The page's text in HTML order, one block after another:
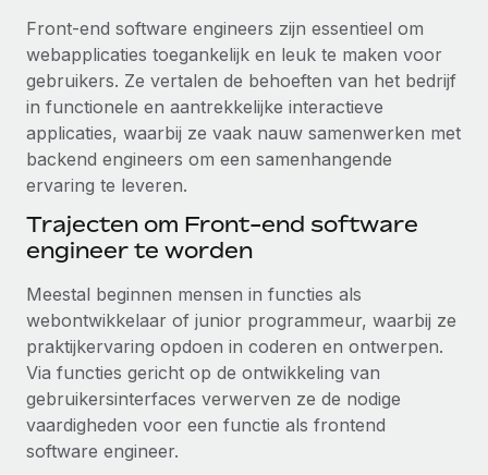
Front-end software engineers zijn essentieel om
webapplicaties toegankelijk en leuk te maken voor
gebruikers. Ze vertalen de behoeften van het bedrijf
in functionele en aantrekkelijke interactieve
applicaties, waarbij ze vaak nauw samenwerken met
backend engineers om een samenhangende
ervaring te leveren.
Trajecten om Front-end software
engineer te worden
Meestal beginnen mensen in functies als
webontwikkelaar of junior programmeur, waarbij ze
praktijkervaring opdoen in coderen en ontwerpen.
Via functies gericht op de ontwikkeling van
gebruikersinterfaces verwerven ze de nodige
vaardigheden voor een functie als frontend
software engineer.